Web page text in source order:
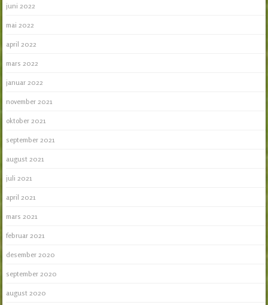
juni 2022
mai 2022
april 2022
mars 2022
januar 2022
november 2021
oktober 2021
september 2021
august 2021
juli 2021
april 2021
mars 2021
februar 2021
desember 2020
september 2020
august 2020